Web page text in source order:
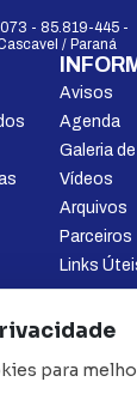
- 85.819-445 -
/ Paraná
Avisos
Agenda
Galeria
Vídeos
Arquivos
Parceiros
Links
Portal do
para